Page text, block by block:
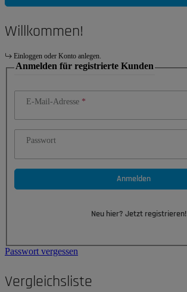
Willkommen!
Einloggen oder Konto anlegen.
Anmelden für registrierte Kunden
E-Mail-Adresse
Passwort
Anmelden
Neu hier? Jetzt registrieren!
Passwort vergessen
Vergleichsliste